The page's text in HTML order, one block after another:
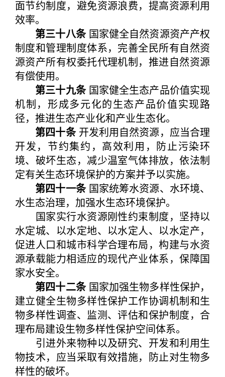
面节约制度，避免资源浪费，提高资源利用
效率。
第三十八条国家健全自然资源资产产权
制度和管理制度体系，完善全民所有自然资
源资产所有权委托代理机制，推进自然资源
有偿使用。
第三十九条国家健全生态产品价值实现
机制，形成多元化的生态产品价值实现路
径，推进生态产业化和产业生态化。
第四十条开发利用自然资源，应当合理
开发，节约集约，高效利用，防止污染环
境、破坏生态，减少温室气体排放，依法制
定有关生态环境保护的方案并予以实施。
第四十一条国家统筹水资源、水环境、
水生态治理，加强水生态环境保护。
国家实行水资源刚性约束制度，坚持以
水定城、以水定地、以水定人、以水定产，
促进人口和城市科学合理布局，构建与水资
源承载能力相适应的现代产业体系，保障国
家水安全。
第四十二条国家加强生物多样性保护，
建立健全生物多样性保护工作协调机制和生
物多样性调查、监测、评估和保护制度，合
理布局建设生物多样性保护空间体系。
引进外来物种以及研究、开发和利用生
物技术，应当采取有效措施，防止对生物多
样性的破坏。